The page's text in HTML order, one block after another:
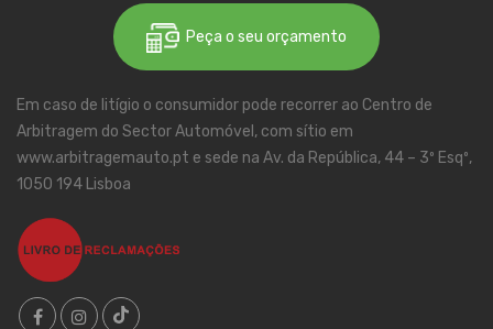
Peça o seu orçamento
Em caso de litígio o consumidor pode recorrer ao Centro de
Arbitragem do Sector Automóvel, com sítio em
www.arbitragemauto.pt e sede na Av. da República, 44 – 3º Esqº,
1050 194 Lisboa